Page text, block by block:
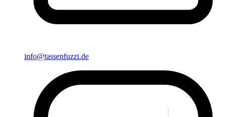
info@tassenfuzzi.de